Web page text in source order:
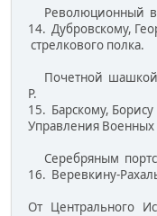
Революционный
14. Дубровскому,
стрелкового полка.
Почетной шашкой
Р.
15. Барскому,
Управления
Серебряным
16. Веревкину-
От Центрального